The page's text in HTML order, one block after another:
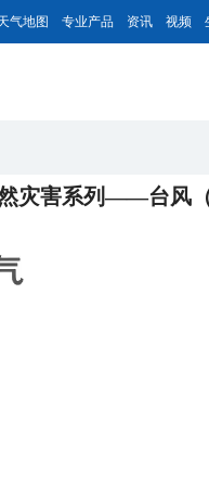
气地图 专业产品 资讯 视频
灾害系列——台风（